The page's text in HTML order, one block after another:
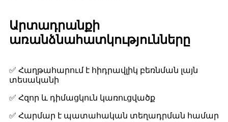
Արտադրանքի
առանձնահատկությունները
✅ Հաղթահարում է հիդրավլիկ բեռնման լայն
տեսականի
✅ Հզոր և դիմացկուն կառուցվածք
✅ Հարմար է պատահական տեղադրման համար